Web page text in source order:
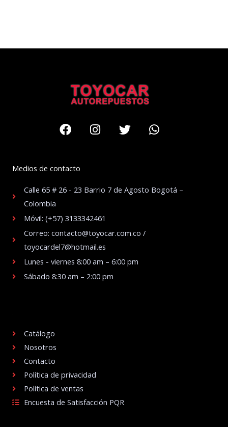
FacebookInstagram
TwitterWhatsapp
Medios de contacto
Calle 65 # 26 - 23 Barrio 7 de Agosto Bogotá –
Colombia
Móvil: (+57) 3133342461
Correo: contacto@toyocar.com.co /
toyocardel7@hotmail.es
Lunes - viernes 8:00 am – 6:00 pm
Sábado 8:30 am – 2:00 pm
Catálogo
Nosotros
Contacto
Política de privacidad
Política de ventas
Encuesta de Satisfacción PQR